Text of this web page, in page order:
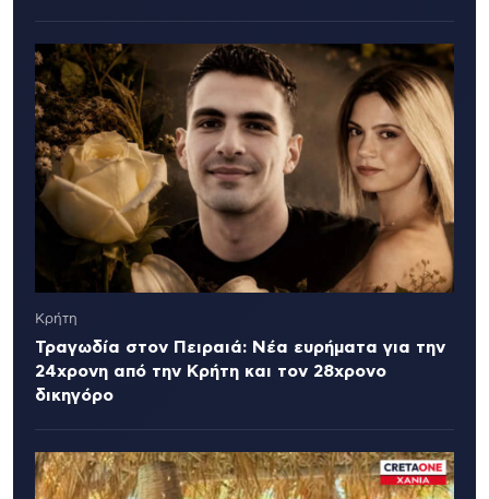
Κρήτη
Τραγωδία στον Πειραιά: Νέα ευρήματα για την
24χρονη από την Κρήτη και τον 28χρονο
δικηγόρο